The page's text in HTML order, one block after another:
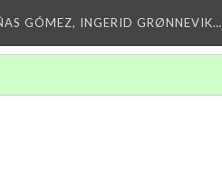
GÓMEZ, INGERID GRØNNEVIK…